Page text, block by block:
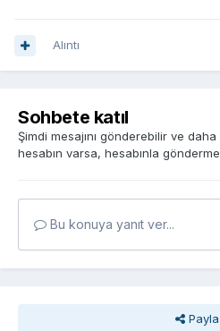
Alıntı
Sohbete katıl
Şimdi mesajını gönderebilir ve
hesabın varsa, hesabınla
Bu konuya yanıt ver...